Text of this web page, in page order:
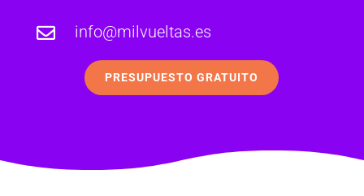
 info@milvueltas.es
PRESUPUESTO GRATUITO